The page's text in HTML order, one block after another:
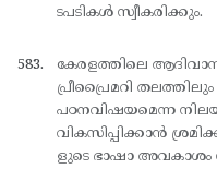
ടപടികള്‍ സ്വീകരിക്കും.
കേരളത്തിലെ
പ്രീപ്രൈമറി
പഠനവിഷയമെന്ന
വികസിപ്പിക്കാന്‍
ളുടെ ഭാഷാ അവകാശം